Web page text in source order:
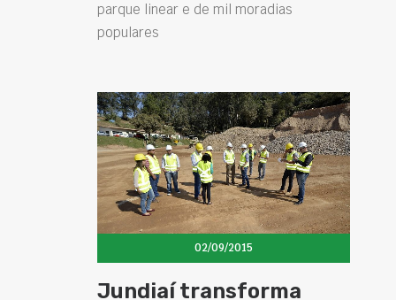
parque linear e de mil moradias
populares
02/09/2015
Jundiaí transforma